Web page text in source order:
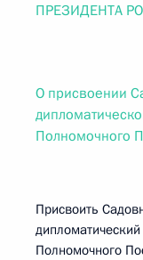
ПРЕЗИДЕНТА
О присвоении
Полномочного
Присвоить
Полномочного